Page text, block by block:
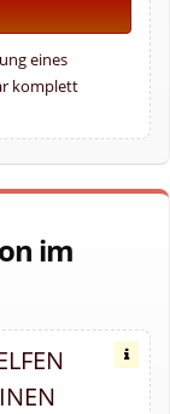
eines
komplett
im